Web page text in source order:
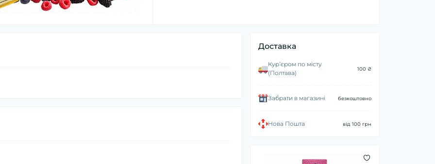
Доставка
Курʼєром по місту
(Полтава)
100 ₴
Забрати в магазині безкоштовно
Нова Пошта від 100 грн